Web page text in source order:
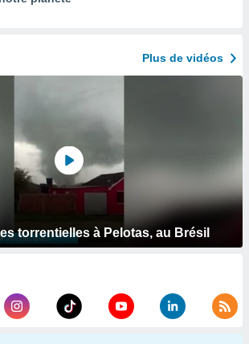
Plus de vidéos
torrentielles à Pelotas, au Brésil